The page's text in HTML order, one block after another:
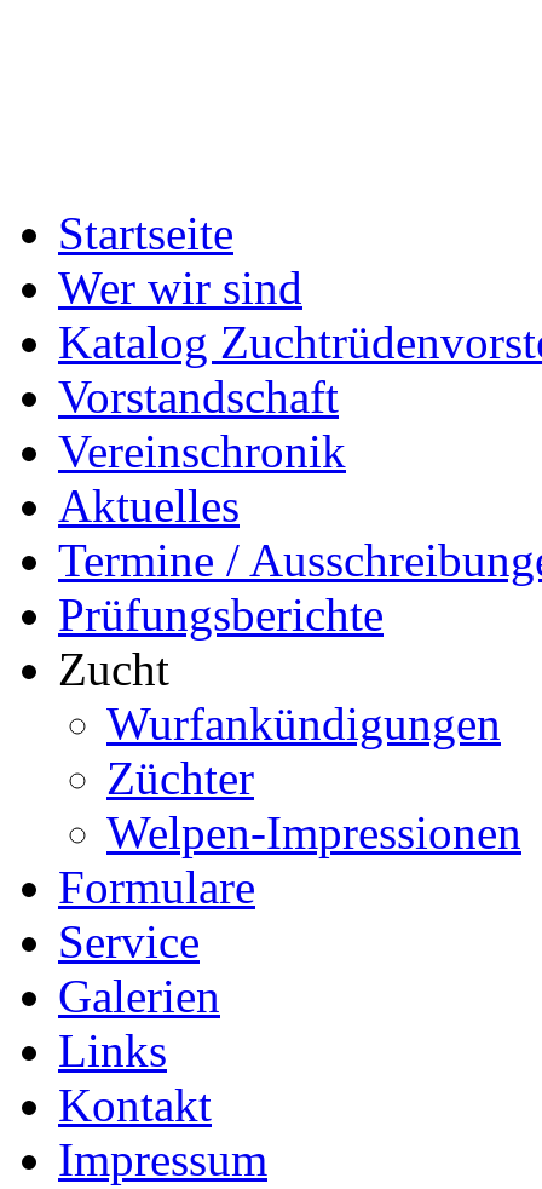
Startseite
Wer wir sind
Katalog
Vorstandschaft
Vereinschronik
Aktuelles
Termine /
Prüfungsberichte
Zucht
Wurfankündigungen
Züchter
Welpen-Impressionen
Formulare
Service
Galerien
Links
Kontakt
Impressum